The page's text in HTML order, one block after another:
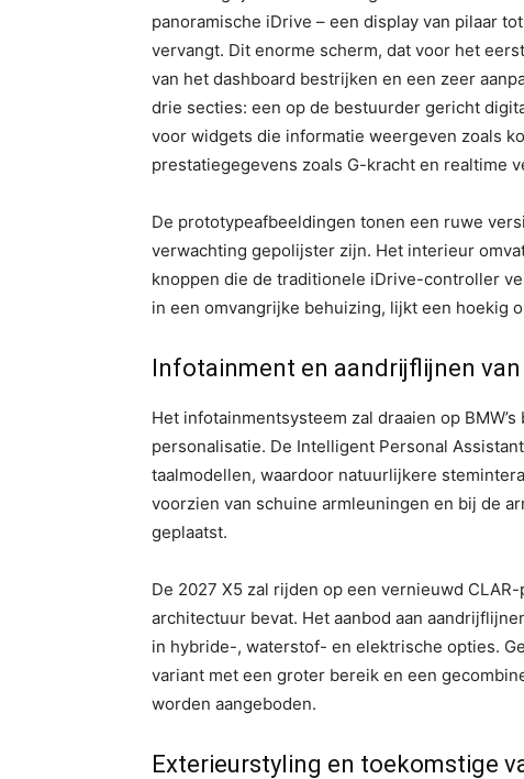
panoramische iDrive – een display van pilaar
vervangt. Dit enorme scherm, dat voor het
van het dashboard bestrijken en een zeer
drie secties: een op de bestuurder gericht
voor widgets die informatie weergeven zoals
prestatiegegevens zoals G-kracht en realtime
De prototypeafbeeldingen tonen een ruwe
verwachting gepolijster zijn. Het interieur
knoppen die de traditionele iDrive-controller
in een omvangrijke behuizing, lijkt een hoekig
Infotainment en aandrijflijnen
Het infotainmentsysteem zal draaien op
personalisatie. De Intelligent Personal
taalmodellen, waardoor natuurlijkere
voorzien van schuine armleuningen en bij de
geplaatst.
De 2027 X5 zal rijden op een vernieuwd
architectuur bevat. Het aanbod aan
in hybride-, waterstof- en elektrische opties.
variant met een groter bereik en een
worden aangeboden.
Exterieurstyling en toekomstige